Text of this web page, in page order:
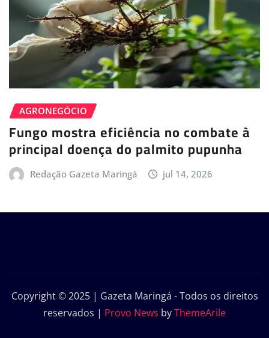
AGRONEGÓCIO
Fungo mostra eficiência no combate à
principal doença do palmito pupunha
Redação Gazeta Maringá jul 14, 2026
Copyright © 2025 | Gazeta Maringá - Todos os direitos
reservados | Provo News byThemeArile